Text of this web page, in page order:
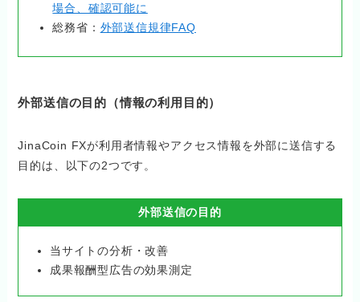
場合、確認可能に
総務省： 外部送信規律FAQ
外部送信の目的（情報の利用目的）
JinaCoin FXが利用者情報やアクセス情報を外部に送信する
目的は、以下の2つです。
外部送信の目的
当サイトの分析・改善
成果報酬型広告の効果測定